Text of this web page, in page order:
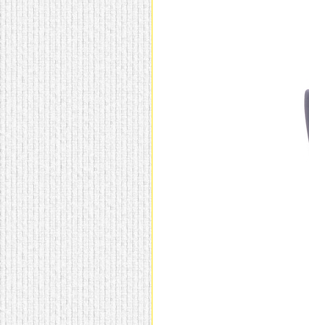
домашнем использовании.
Эта мебель имеет
некоторые преимущества
перед той же стенкой для
гостиной, к примеру,
поскольку она более
легкая и не загромождает
пространство. В спальне
этот предмет можно
поставить у изголовья
кровати, чтобы заполнить
пустующее там
место. Также стеллажи
очень часто используют в
качестве разграничителей
комнаты, например, на
рабочую зону и
пространство для отдыха.
Особенно это актуально
для однокомнатных
квартир.